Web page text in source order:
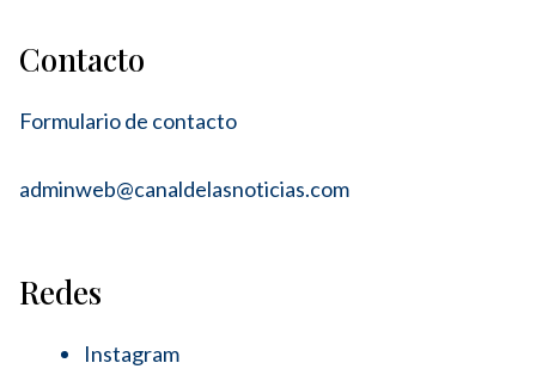
Contacto
Formulario de contacto
adminweb@canaldelasnoticias.com
Redes
Instagram